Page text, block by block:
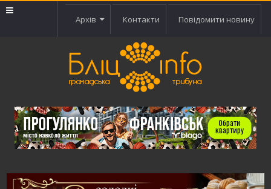
Архів Контакти Повідомити новину